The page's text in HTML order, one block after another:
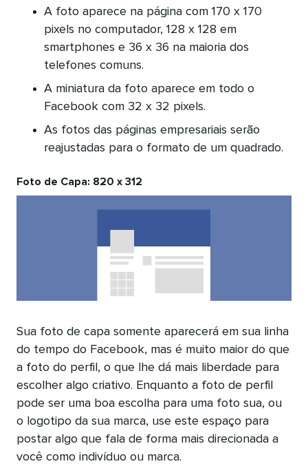
A foto aparece na página com 170 x 170
pixels no computador, 128 x 128 em
smartphones e 36 x 36 na maioria dos
telefones comuns.
A miniatura da foto aparece em todo o
Facebook com 32 x 32 pixels.
As fotos das páginas empresariais serão
reajustadas para o formato de um quadrado.
Foto de Capa: 820 x 312
Sua foto de capa somente aparecerá em sua linha
do tempo do Facebook, mas é muito maior do que
a foto do perfil, o que lhe dá mais liberdade para
escolher algo criativo. Enquanto a foto de perfil
pode ser uma boa escolha para uma foto sua, ou
o logotipo da sua marca, use este espaço para
postar algo que fala de forma mais direcionada a
você como indivíduo ou marca.